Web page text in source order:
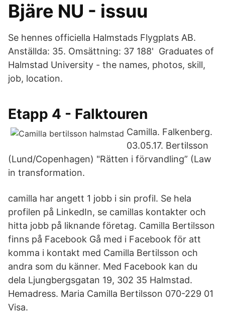
Bjäre NU - issuu
Se hennes officiella Halmstads Flygplats AB.
Anställda: 35. Omsättning: 37 188' Graduates of
Halmstad University - the names, photos, skill,
job, location.
Etapp 4 - Falktouren
Camilla. Falkenberg.
03.05.17. Bertilsson
(Lund/Copenhagen) "Rätten i förvandling” (Law
in transformation.
camilla har angett 1 jobb i sin profil. Se hela
profilen på LinkedIn, se camillas kontakter och
hitta jobb på liknande företag. Camilla Bertilsson
finns på Facebook Gå med i Facebook för att
komma i kontakt med Camilla Bertilsson och
andra som du känner. Med Facebook kan du
dela Ljungbergsgatan 19, 302 35 Halmstad.
Hemadress. Maria Camilla Bertilsson 070-229 01
Visa.